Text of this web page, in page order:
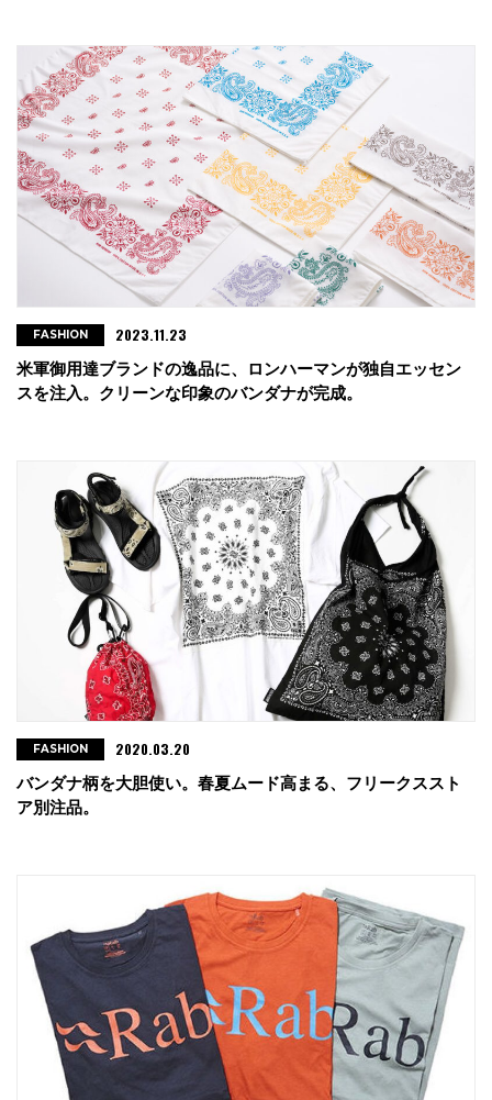
米軍御用達ブランドの逸品に、ロンハーマンが独自エッセン
スを注入。クリーンな印象のバンダナが完成。
FASHION 2023.11.23
バンダナ柄を大胆使い。春夏ムード高まる、フリークススト
ア別注品。
FASHION 2020.03.20